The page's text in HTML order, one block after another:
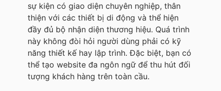
sự kiện có giao diện chuyên nghiệp, thân
thiện với các thiết bị di động và thể hiện
đầy đủ bộ nhận diện thương hiệu. Quá trình
này không đòi hỏi người dùng phải có kỹ
năng thiết kế hay lập trình. Đặc biệt, bạn có
thể tạo website đa ngôn ngữ để thu hút đối
tượng khách hàng trên toàn cầu.